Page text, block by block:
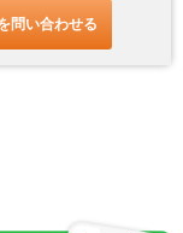
問い合わせる